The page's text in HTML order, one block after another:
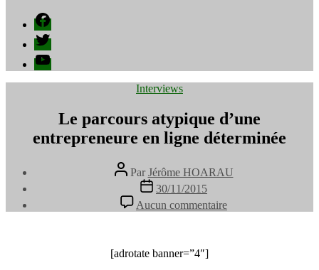
Facebook
Twitter
YouTube
Catégories
Interviews
Le parcours atypique d’une
entrepreneure en ligne déterminée
Auteur
de
l’article
Par Jérôme HOARAU
Date
l’article
30/11/2015
Aucun commentaire
Le
[adrotate banner=”4″]